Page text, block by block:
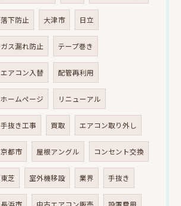
落下防止 大津市 日立
ガス漏れ防止 テープ巻き
エアコン入替 配管再利用
ホームページ リニューアル
手抜き工事 買取 エアコン取り外し
京都市 屋根アングル コンセント交換
東芝 室外機移設 業界 手抜き